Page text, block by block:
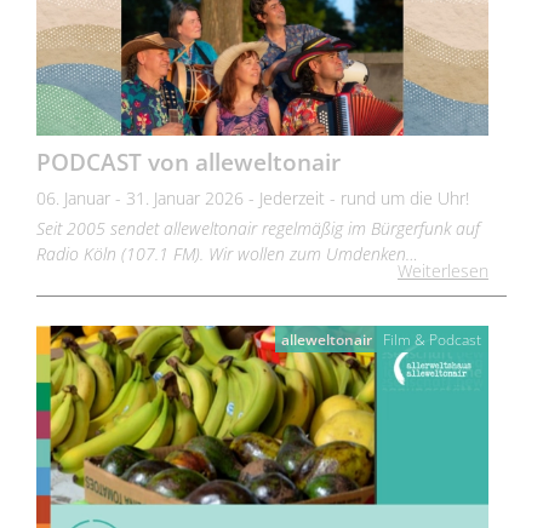
PODCAST von alleweltonair
06. Januar - 31. Januar 2026 - Jederzeit - rund um die Uhr!
Seit 2005 sendet alleweltonair regelmäßig im Bürgerfunk auf
Radio Köln (107.1 FM). Wir wollen zum Umdenken…
Weiterlesen
alleweltonair Film & Podcast